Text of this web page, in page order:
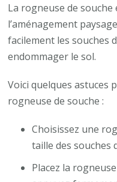
La rogneuse de
l’aménagement
facilement les souches
endommager le sol.
Voici quelques astuces
rogneuse de souche :
Choisissez une
taille des souches
Placez la